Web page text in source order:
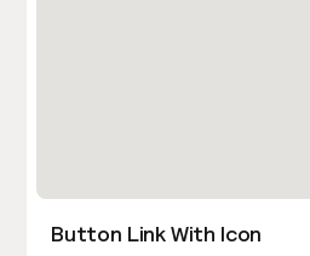
Button Link With Icon